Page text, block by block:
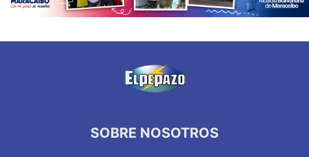
SOBRE NOSOTROS